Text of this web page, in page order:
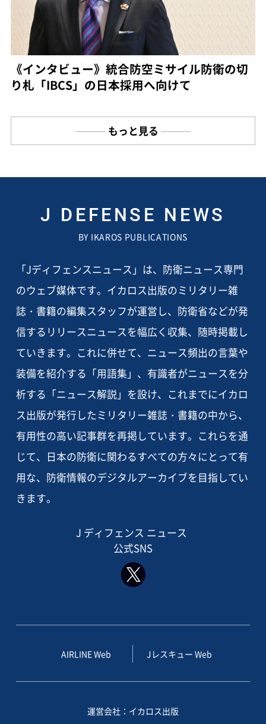
《インタビュー》統合防空ミサイル防衛の切
り札「IBCS」の日本採用へ向けて
もっと見る
J DEFENSE NEWS
BY IKAROS PUBLICATIONS
「Jディフェンスニュース」は、防衛ニュース専門
のウェブ媒体です。イカロス出版のミリタリー雑
誌・書籍の編集スタッフが運営し、防衛省などが発
信するリリースニュースを幅広く収集、随時掲載し
ていきます。これに併せて、ニュース頻出の言葉や
装備を紹介する「用語集」、有識者がニュースを分
析する「ニュース解説」を設け、これまでにイカロ
ス出版が発行したミリタリー雑誌・書籍の中から、
有用性の高い記事群を再掲しています。これらを通
じて、日本の防衛に関わるすべての方々にとって有
用な、防衛情報のデジタルアーカイブを目指してい
きます。
J ディフェンス ニュース
公式SNS
AIRLINE Web Jレスキュー Web
運営会社：イカロス出版